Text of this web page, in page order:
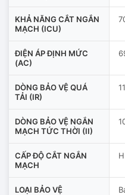
KHẢ NĂNG CẮT NGẮN
MẠCH (ICU)
ĐIỆN ÁP ĐỊNH MỨC
(AC)
DÒNG BẢO VỆ QUÁ
TẢI (IR)
DÒNG BẢO VỆ NGẮN
MẠCH TỨC THỜI (II)
CẤP ĐỘ CẮT NGẮN
MẠCH
H
LOẠI BẢO VỆ